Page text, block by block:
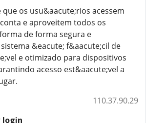
os usu&aacute;rios acessem
e aproveitem todos os
de forma segura e
&eacute; f&aacute;cil de
e otimizado para dispositivos
acesso est&aacute;vel a
110.37.90.29
login